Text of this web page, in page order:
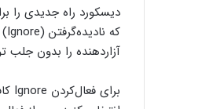
دیسکورد راه جدیدی را
آزاردهنده را بدون